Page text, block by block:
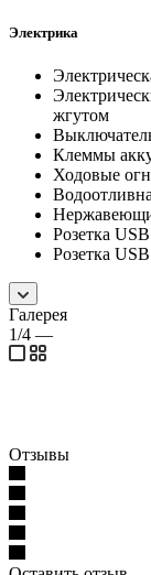
Электрика
жгутом
Клеммы
Ходовые
Розетка
Розетка
Галерея
1/4 —
Отзывы